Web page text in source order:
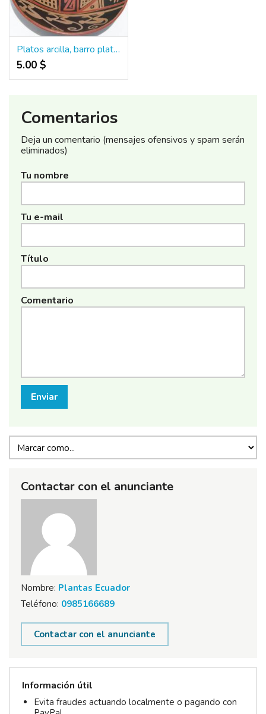
Platos arcilla, barro platos, cazuelas de barro economicas
5.00 $
Comentarios
Deja un comentario (mensajes ofensivos y spam serán
eliminados)
Tu nombre
Tu e-mail
Título
Comentario
Enviar
Contactar con el anunciante
Nombre: Plantas Ecuador
Teléfono: 0985166689
Contactar con el anunciante
Información útil
Evita fraudes actuando localmente o pagando con